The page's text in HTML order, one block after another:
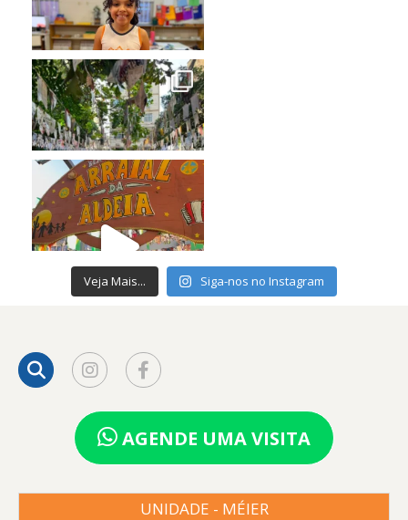
Veja Mais... Siga-nos no Instagram
AGENDE UMA VISITA
UNIDADE - MÉIER